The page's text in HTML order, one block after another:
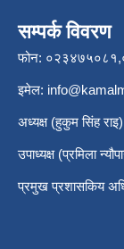
सम्पर्क विवरण
फोन:
इमेल:
अध्यक्ष (हुकुम सिंह
उपाध्यक्ष (प्रमिला
प्रमुख प्रशासकिय